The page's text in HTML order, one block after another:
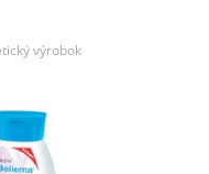
výrobok